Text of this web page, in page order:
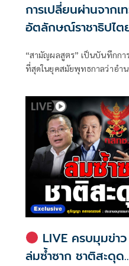
การเปลี่ยนผ่านจากเ
อัตลักษณ์ราชาธิปไต
พระไตรปิฏก : สามั
ขีดจำกัดของอำนาจ
ทรัพย์สิน
“สามัญผลสูตร” เป็นบันทึกก
ที่สุดในยุคสมัยพุทธกาลว่าอำ
LIVE ครบมุมข่า
ล่มซ้ำซาก ชาติสะดุด